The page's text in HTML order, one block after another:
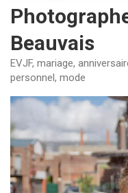
Beauvais
EVJF, mariage,
personnel, mode